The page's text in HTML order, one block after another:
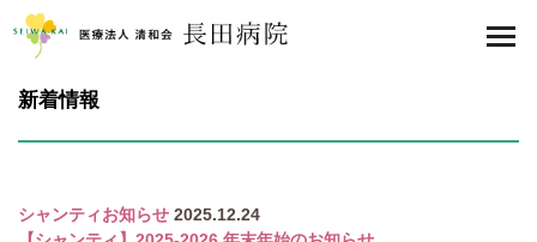
新着情報
シャンティお知らせ 2025.12.24